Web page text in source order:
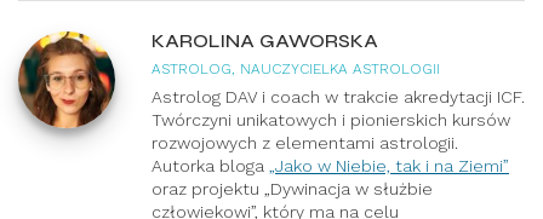
KAROLINA GAWORSKA
ASTROLOG, NAUCZYCIELKA ASTROLOGII
Astrolog DAV i coach w trakcie akredytacji ICF.
Twórczyni unikatowych i pionierskich kursów
rozwojowych z elementami astrologii.
Autorka bloga „Jako w Niebie, tak i na Ziemi”
oraz projektu „Dywinacja w służbie
człowiekowi”, który ma na celu